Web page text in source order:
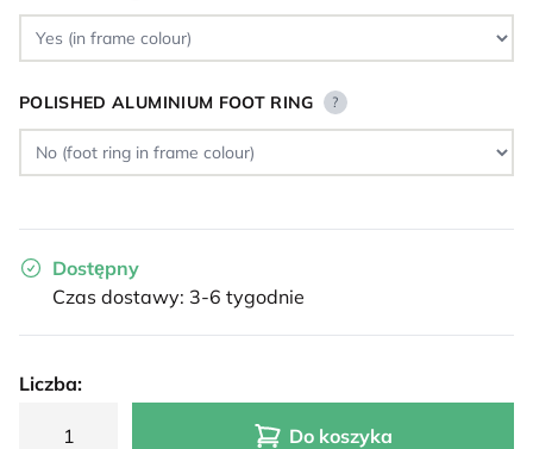
POLISHED ALUMINIUM FOOT RING ?
Dostępny
Czas dostawy: 3-6 tygodnie
Liczba:
Do koszyka